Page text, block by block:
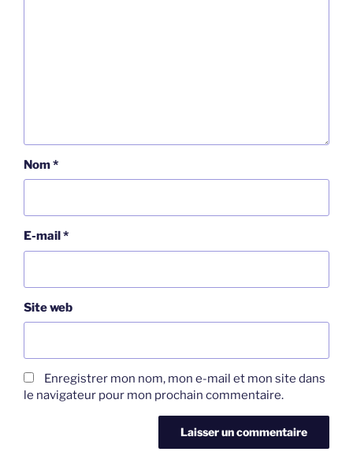
Nom*
E-mail*
Site web
Enregistrer mon nom, mon e-mail et mon site dans
le navigateur pour mon prochain commentaire.